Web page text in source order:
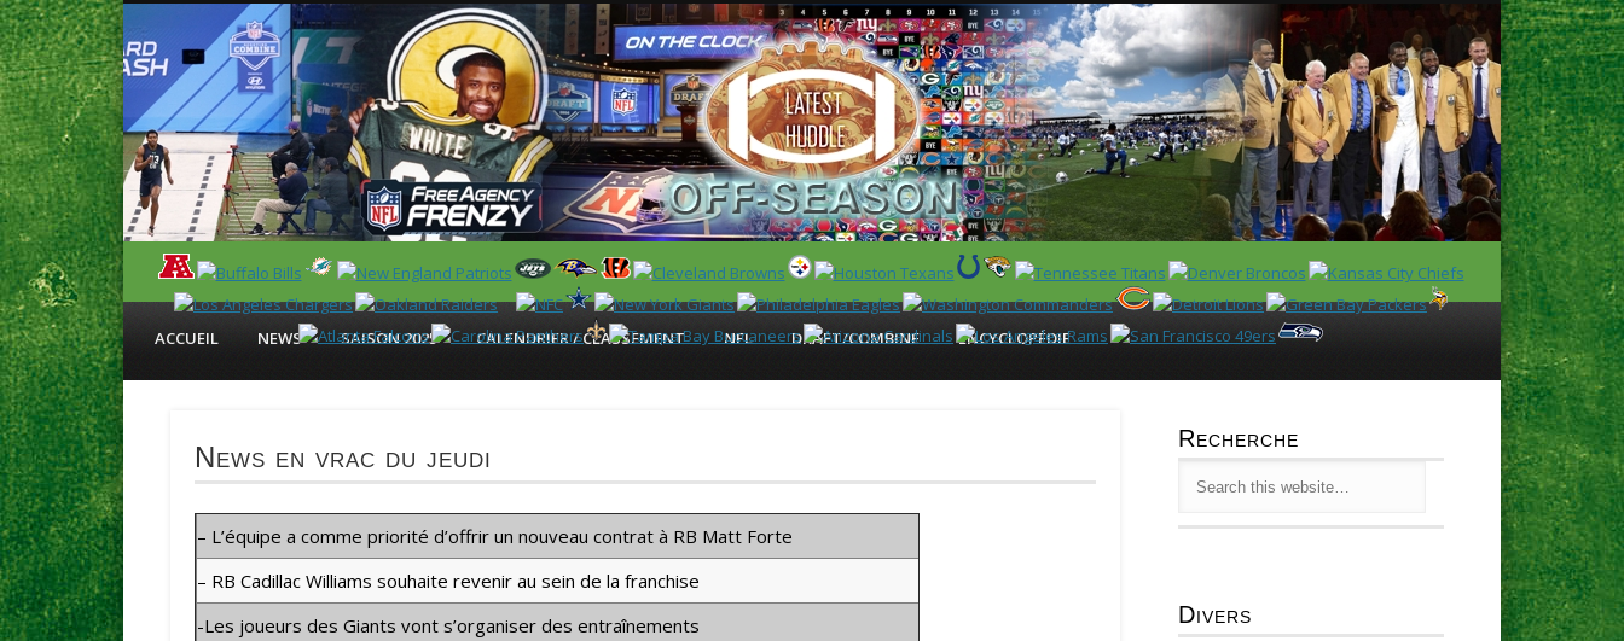
Latest
News en français sur la NFL et le Football Américain (Foot US)
ACCUEIL NEWS SAISON 2025 CALENDRIER / CLASSEMENT NFL DRAFT/COMBINE ENCYCLOPÉDIE
News en vrac du jeudi
– L’équipe a comme priorité d’offrir un nouveau contrat à RB Matt Forte
– RB Cadillac Williams souhaite revenir au sein de la franchise
-Les joueurs des Giants vont s’organiser des entraînements
Recherche
Divers